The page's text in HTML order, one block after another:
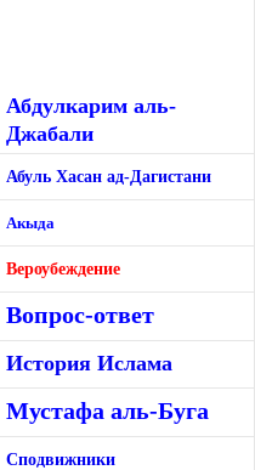
Абдулкарим аль-
Джабали
Абуль Хасан ад-Дагистани
Акыда
Вероубеждение
Вопрос-ответ
История Ислама
Мустафа аль-Буга
Сподвижники